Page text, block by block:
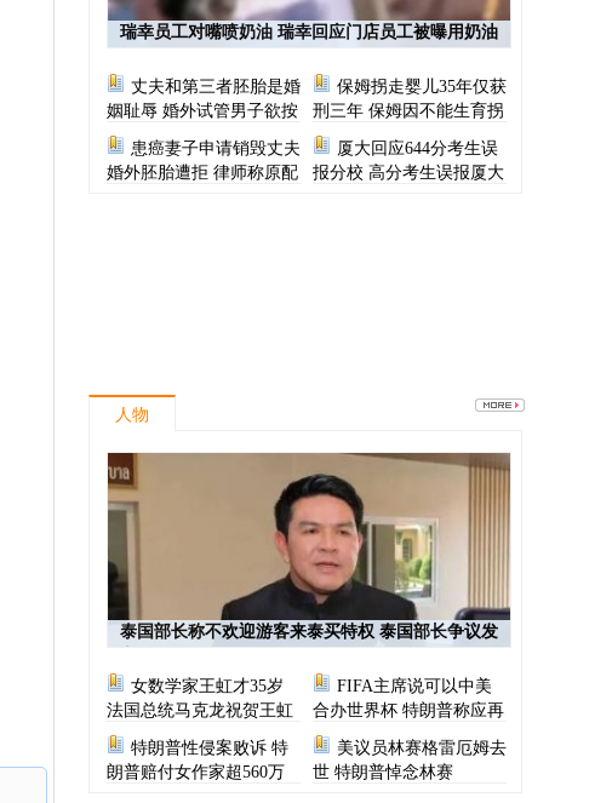
瑞幸员工对嘴喷奶油 瑞幸回应门店员工被曝用奶油
丈夫和第三者胚胎是婚
姻耻辱 婚外试管男子欲按
月支付财产给原配
保姆拐走婴儿35年仅获
刑三年 保姆因不能生育拐
走雇主家10月大男婴
患癌妻子申请销毁丈夫
婚外胚胎遭拒 律师称原配
厦大回应644分考生误
报分校 高分考生误报厦大
人物
泰国部长称不欢迎游客来泰买特权 泰国部长争议发
女数学家王虹才35岁
法国总统马克龙祝贺王虹
FIFA主席说可以中美
合办世界杯 特朗普称应再
次选择美国办世界杯
特朗普性侵案败诉 特
朗普赔付女作家超560万
美议员林赛格雷厄姆去
世 特朗普悼念林赛